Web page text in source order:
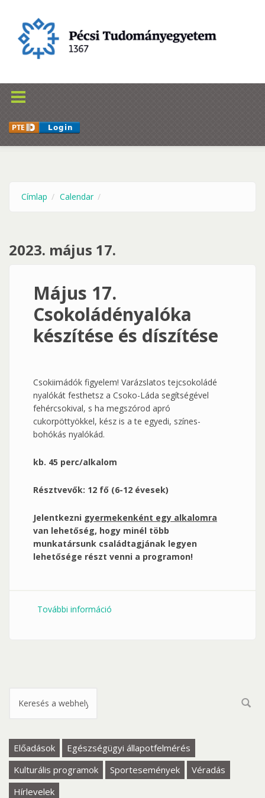
Címlap Calendar
2023. május 17.
Május 17.
Csokoládényalóka
készítése és díszítése
Csokiimádók figyelem! Varázslatos tejcsokoládé
nyalókát festhetsz a Csoko-Láda segítségével
fehércsokival, s ha megszórod apró
cukorpöttyökkel, kész is a te egyedi, színes-
bohókás nyalókád.
kb. 45 perc/alkalom
Résztvevők: 12 fő (6-12 évesek)
Jelentkezni gyermekenként egy alkalomra
van lehetőség, hogy minél több
munkatársunk családtagjának legyen
lehetősége részt venni a programon!
További információ
Keresés űrlap
Előadások
Egészségügyi állapotfelmérés
Kulturális programok
Sportesemények
Véradás
Hírlevelek